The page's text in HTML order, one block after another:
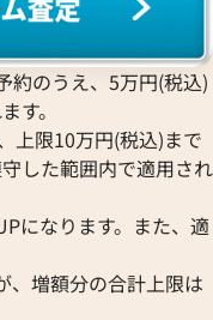
約のうえ、5万円(税込)
す。
上限10万円(税込)まで
した範囲内で適用され
になります。また、適
、増額分の合計上限は